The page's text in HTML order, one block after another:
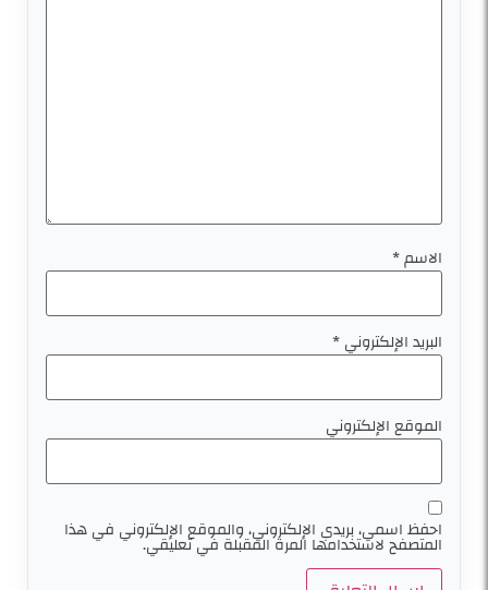
الاسم*
البريد الإلكتروني*
الموقع الإلكتروني
احفظ اسمي، بريدي الإلكتروني، والموقع الإلكتروني في هذا
المتصفح لاستخدامها المرة المقبلة في تعليقي.